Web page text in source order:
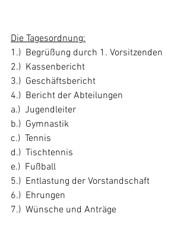
Die Tagesordnung:
1.)  Begrüßung durch 1. Vorsitzenden
2.)  Kassenbericht
3.)  Geschäftsbericht
4.)  Bericht der Abteilungen
a.)  Jugendleiter
b.)  Gymnastik
c.)  Tennis
d.)  Tischtennis
e.)  Fußball
5.)  Entlastung der Vorstandschaft
6.)  Ehrungen
7.)  Wünsche und Anträge